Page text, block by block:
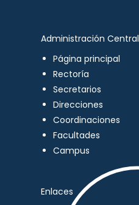
Administración Central
Página principal
Rectoría
Secretarios
Direcciones
Coordinaciones
Facultades
Campus
Enlaces